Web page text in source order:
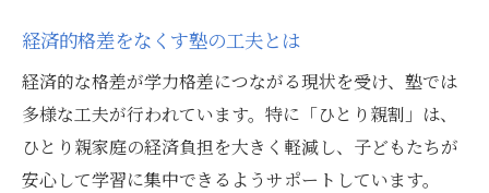
経済的格差をなくす塾の工夫とは
経済的な格差が学力格差につながる現状を受け、塾では
多様な工夫が行われています。特に「ひとり親割」は、
ひとり親家庭の経済負担を大きく軽減し、子どもたちが
安心して学習に集中できるようサポートしています。